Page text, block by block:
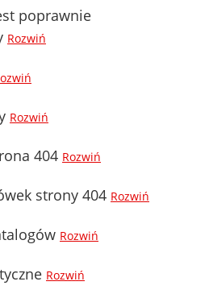
poprawnie
Rozwiń
Rozwiń
404 Rozwiń
strony 404 Rozwiń
Rozwiń
Rozwiń